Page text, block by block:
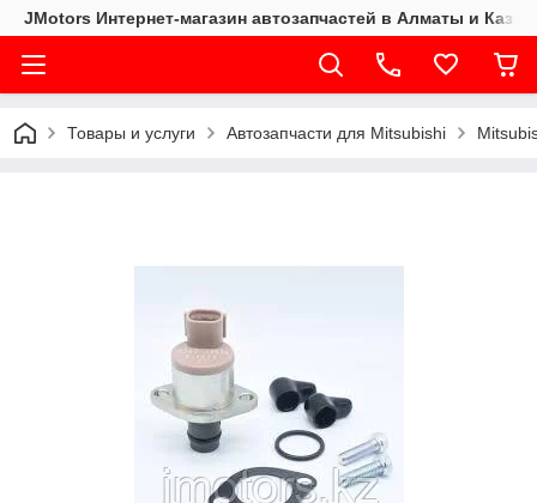
JMotors Интернет-магазин автозапчастей в Алматы и
Товары и услуги Автозапчасти для Mitsubishi